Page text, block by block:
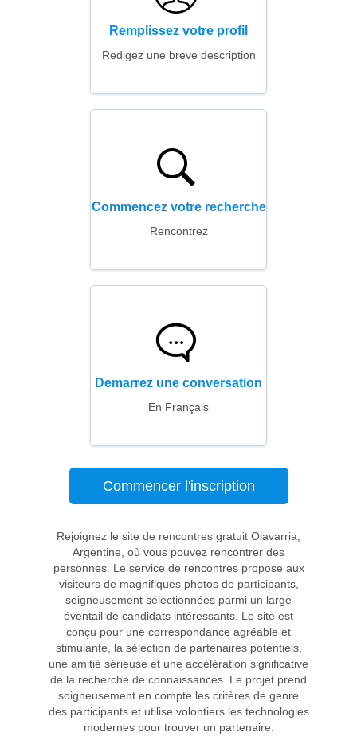
Remplissez votre profil
Redigez une breve description
Commencez votre recherche
Rencontrez
Demarrez une conversation
En Français
Commencer l'inscription
Rejoignez le site de rencontres gratuit Olavarria,
Argentine, où vous pouvez rencontrer des
personnes. Le service de rencontres propose aux
visiteurs de magnifiques photos de participants,
soigneusement sélectionnées parmi un large
éventail de candidats intéressants. Le site est
conçu pour une correspondance agréable et
stimulante, la sélection de partenaires potentiels,
une amitié sérieuse et une accélération significative
de la recherche de connaissances. Le projet prend
soigneusement en compte les critères de genre
des participants et utilise volontiers les technologies
modernes pour trouver un partenaire.